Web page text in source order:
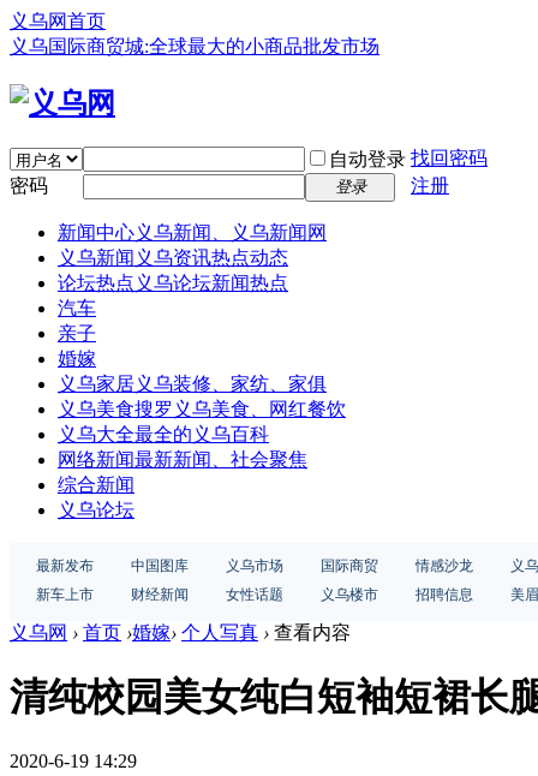
义乌网首页
义乌国际商贸城:全球最大的小商品批发市场
自动登录 找回密码
密码
登录 注册
新闻中心义乌新闻、义乌新闻网
义乌新闻 义乌资讯热点动态
论坛热点 义乌论坛新闻热点
汽车
亲子
婚嫁
义乌家居义乌装修、家纺、家俱
义乌美食搜罗义乌美食、网红餐饮
义乌大全最全的义乌百科
网络新闻最新新闻、社会聚焦
综合新闻
义乌论坛
最新发布 中国图库 义乌市场 国际商贸 情感沙龙
义
新车上市
财经新闻 女性话题 义乌楼市 招聘信息 美
义乌网 › 首页 ›婚嫁› 个人写真 › 查看内容
清纯校园美女纯白短袖短裙长
2020-6-19 14:29